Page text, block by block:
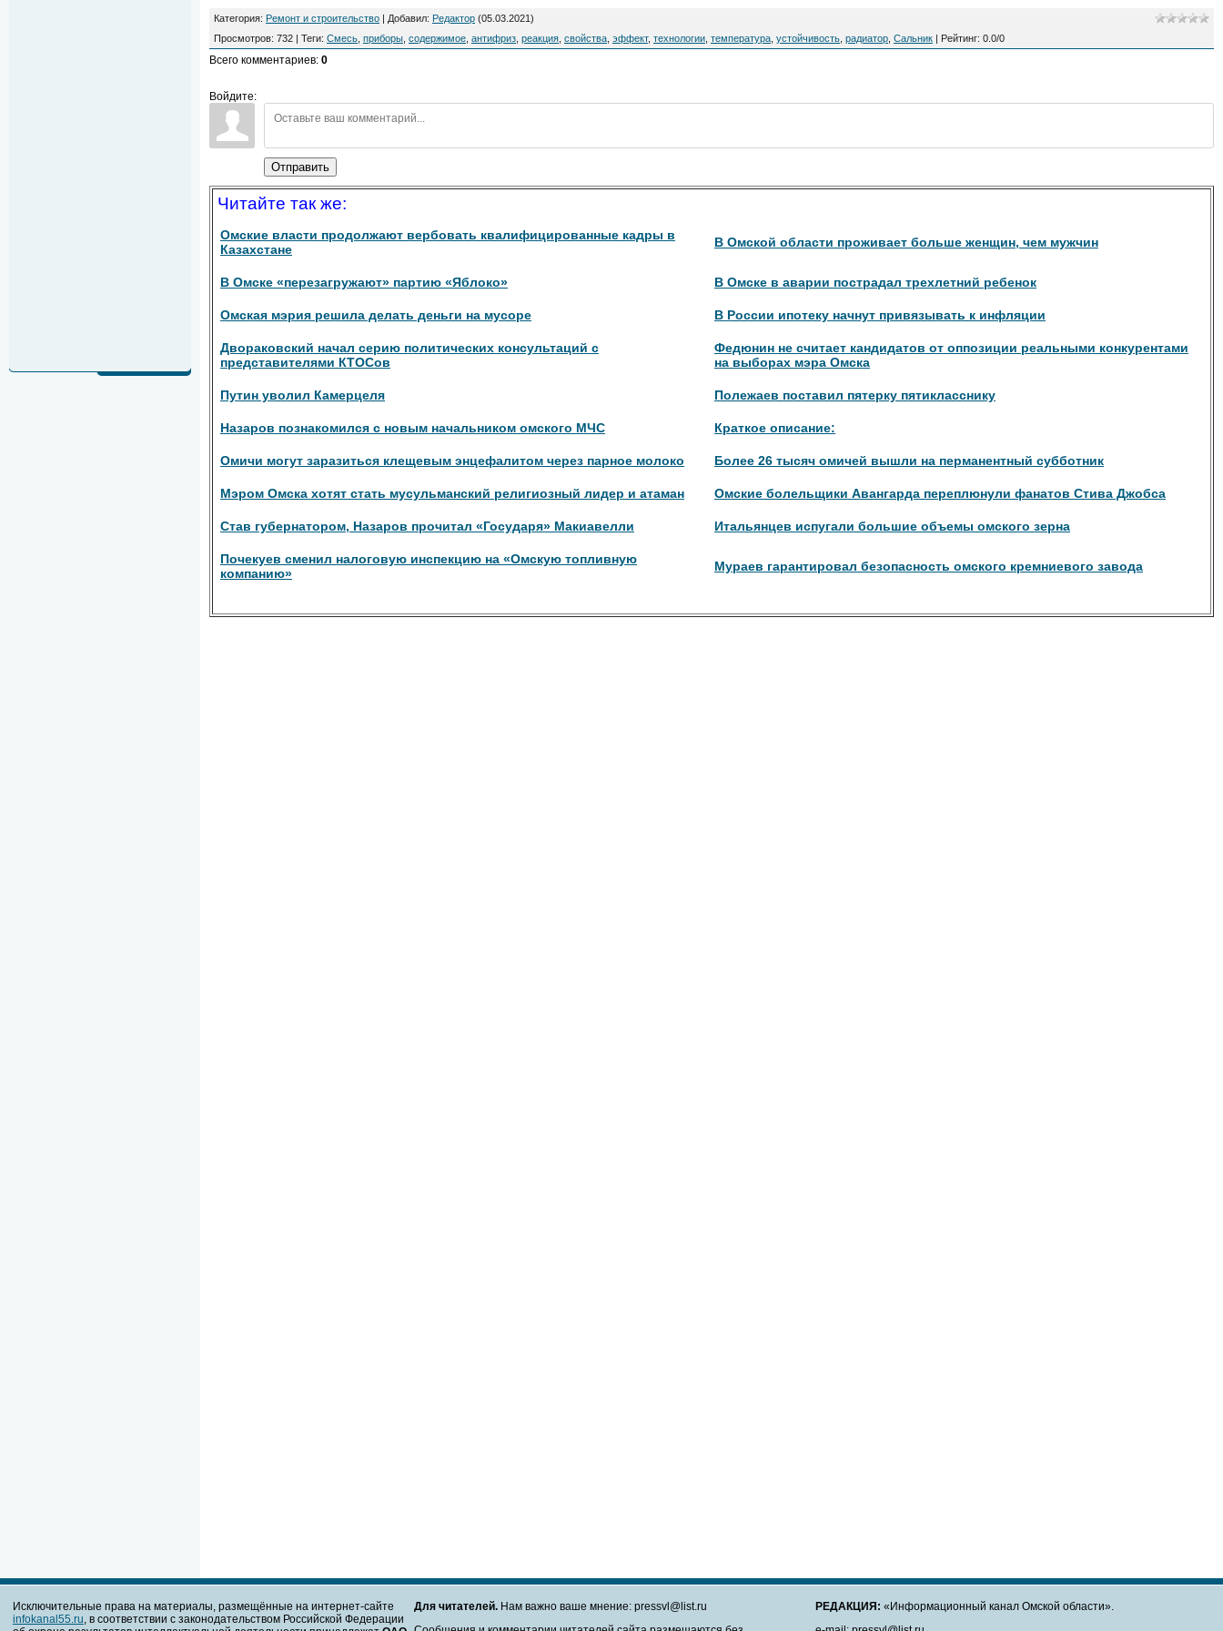
Категория: Ремонт и строительство | Добавил: Редактор (05.03.2021)
Просмотров: 732 | Теги: Смесь приборы содержимое антифриз реакция свойства эффект, технологии температура устойчивость радиатор Сальник | Рейтинг: 0.0/0
Всего комментариев: 0
Войдите:
Отправить
Читайте так же:
Омские власти продолжают вербовать квалифицированные кадры в
Казахстане
В Омской области проживает больше женщин, чем мужчин
В Омске «перезагружают» партию «Яблоко» В Омске в аварии пострадал трехлетний ребенок
Омская мэрия решила делать деньги на мусоре В России ипотеку начнут привязывать к инфляции
Двораковский начал серию политических консультаций с
представителями КТОСов
Федюнин не считает кандидатов от оппозиции реальными конкурентами
на выборах мэра Омска
Путин уволил Камерцеля Полежаев поставил пятерку пятикласснику
Назаров познакомился с новым начальником омского МЧС Краткое описание:
Омичи могут заразиться клещевым энцефалитом через парное молоко Более 26 тысяч омичей вышли на перманентный субботник
Мэром Омска хотят стать мусульманский религиозный лидер и атаман Омские болельщики Авангарда переплюнули фанатов Стива Джобса
Став губернатором, Назаров прочитал «Государя» Макиавелли Итальянцев испугали большие объемы омского зерна
Почекуев сменил налоговую инспекцию на «Омскую топливную
компанию»
Мураев гарантировал безопасность омского кремниевого завода
Исключительные права на материалы, размещённые на интернет-сайте
infokanal55.ru, в соответствии с законодательством Российской Федерации
Для читателей. Нам важно ваше мнение: pressvl@list.ru
РЕДАКЦИЯ: «Информационный канал Омской области».